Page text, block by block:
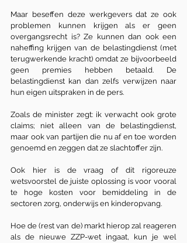
Maar beseffen deze werkgevers dat ze ook
problemen kunnen krijgen als er geen
overgangsrecht is? Ze kunnen dan ook een
naheffing krijgen van de belastingdienst (met
terugwerkende kracht) omdat ze bijvoorbeeld
geen premies hebben betaald. De
belastingdienst kan dan zelfs verwijzen naar
hun eigen uitspraken in de pers.
Zoals de minister zegt: ik verwacht ook grote
claims; niet alleen van de belastingdienst,
maar ook van partijen die nu af en toe worden
genoemd en zeggen dat ze slachtoffer zijn.
Ook hier is de vraag of dit rigoreuze
wetsvoorstel de juiste oplossing is voor vooral
te hoge kosten voor bemiddeling in de
sectoren zorg, onderwijs en kinderopvang.
Hoe de (rest van de) markt hierop zal reageren
als de nieuwe ZZP-wet ingaat, kun je wel